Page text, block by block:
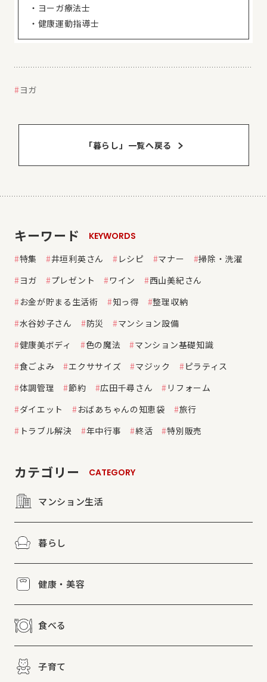
・ヨーガ療法士
・健康運動指導士
ヨガ
「暮らし」⼀覧へ戻る
キーワード
KEYWORDS
特集
井垣利英さん レシピ マナー
掃除・洗濯
ヨガ
プレゼント ワイン
西山美紀さん
お金が貯まる生活術
知っ得
整理収納
水谷妙子さん
防災
マンション設備
健康美ボディ
色の魔法
マンション基礎知識
食ごよみ
エクササイズ マジック
ピラティス
体調管理
節約 広田千尋さん
リフォーム
ダイエット
おばあちゃんの知恵袋
旅行
トラブル解決
年中行事 終活 特別販売
カテゴリー CATEGORY
マンション生活
暮らし
健康・美容
食べる
子育て